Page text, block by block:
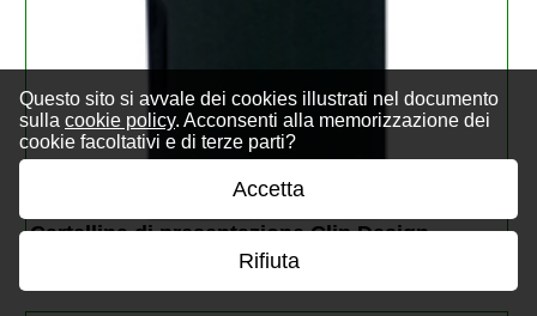
Questo sito si avvale dei cookies illustrati nel documento
sulla cookie policy. Acconsenti alla memorizzazione dei
cookie facoltativi e di terze parti?
Accetta
Rifiuta
Cartellina di presentazione Clip Design...
€ 2,98